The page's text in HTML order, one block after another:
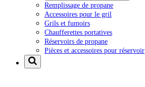
Remplissage de propane
Accessoires pour le gril
Grils et fumoirs
Chaufferettes portatives
Réservoirs de propane
Pièces et accessoires pour réservoir